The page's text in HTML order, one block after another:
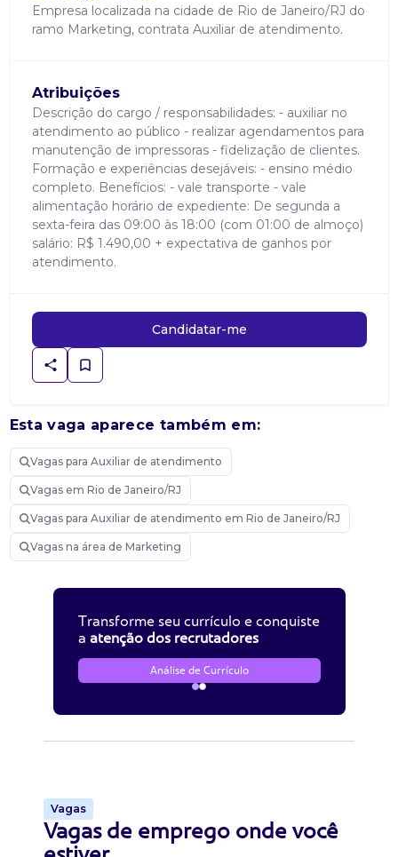
Empresa localizada na cidade de Rio de Janeiro/RJ do
ramo Marketing, contrata Auxiliar de atendimento.
Atribuições
Descrição do cargo / responsabilidades: - auxiliar no
atendimento ao público - realizar agendamentos para
manutenção de impressoras - fidelização de clientes.
Formação e experiências desejáveis: - ensino médio
completo. Benefícios: - vale transporte - vale
alimentação horário de expediente: De segunda a
sexta-feira das 09:00 às 18:00 (com 01:00 de almoço)
salário: R$ 1.490,00 + expectativa de ganhos por
atendimento.
Candidatar-me
Esta vaga aparece também em:
Vagas para Auxiliar de atendimento
Vagas em Rio de Janeiro/RJ
Vagas para Auxiliar de atendimento em Rio de Janeiro/RJ
Vagas na área de Marketing
Transforme seu currículo e conquiste
a atenção dos recrutadores
Análise de Currículo
Vagas
Vagas de emprego onde você